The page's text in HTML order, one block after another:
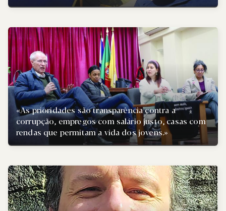
«As prioridades são transparência contra a
corrupção, empregos com salário justo, casas com
rendas que permitam a vida dos jovens.»